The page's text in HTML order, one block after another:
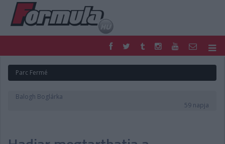
FORMULA
MOTOR
NEMZETKÖZI
DIGITÁLIS MAGAZIN
PONTÁLLÁSOK
Parc Fermé
Balogh Boglárka
59 napja